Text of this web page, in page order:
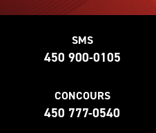
SMS
450 900-0105
CONCOURS
450 777-0540